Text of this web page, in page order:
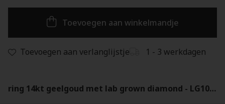
Toevoegen aan winkelmandje
Toevoegen aan verlanglijstje 1 - 3 werkdagen
ring 14kt geelgoud met lab grown diamond - LG1015Y